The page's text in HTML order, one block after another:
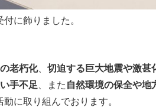
に飾りました。
老朽化、 切迫する巨大地震や激甚
手不足
、また 自然環境の保全や地
に取り組んでおります。